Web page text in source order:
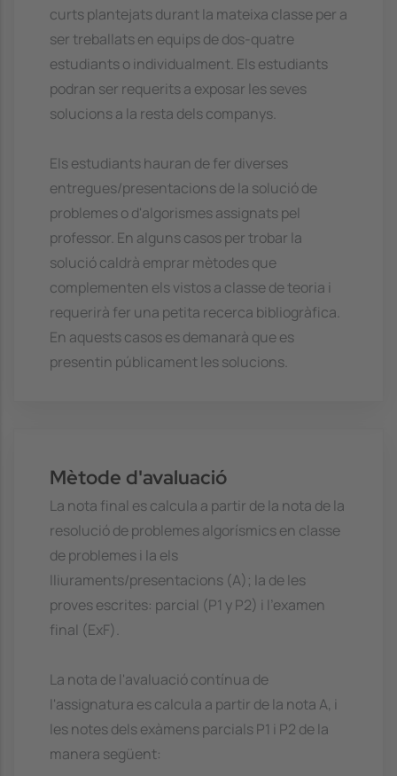
curts plantejats durant la mateixa classe per a
ser treballats en equips de dos-quatre
estudiants o individualment. Els estudiants
podran ser requerits a exposar les seves
solucions a la resta dels companys.
Els estudiants hauran de fer diverses
entregues/presentacions de la solució de
problemes o d'algorismes assignats pel
professor. En alguns casos per trobar la
solució caldrà emprar mètodes que
complementen els vistos a classe de teoria i
requerirà fer una petita recerca bibliogràfica.
En aquests casos es demanarà que es
presentin públicament les solucions.
Mètode d'avaluació
La nota final es calcula a partir de la nota de la
resolució de problemes algorísmics en classe
de problemes i la els
lliuraments/presentacions (A); la de les
proves escrites: parcial (P1 y P2) i l'examen
final (ExF).
La nota de l'avaluació contínua de
l'assignatura es calcula a partir de la nota A, i
les notes dels exàmens parcials P1 i P2 de la
manera següent: